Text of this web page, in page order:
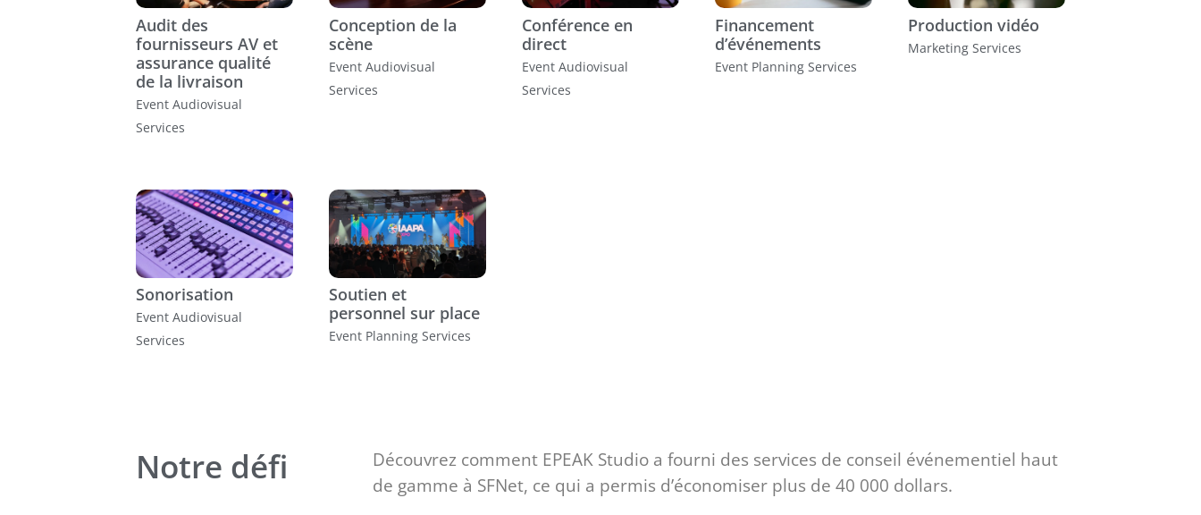
Audit des
fournisseurs AV et
assurance qualité
de la livraison
Event Audiovisual
Services
Conception de la
scène
Event Audiovisual
Services
Conférence en
direct
Event Audiovisual
Services
Financement
d’événements
Event Planning Services
Production vidéo
Marketing Services
Sonorisation
Event Audiovisual
Services
Soutien et
personnel sur place
Event Planning Services
Notre défi
Découvrez comment EPEAK Studio a fourni des services de conseil événementiel haut
de gamme à SFNet, ce qui a permis d’économiser plus de 40 000 dollars.